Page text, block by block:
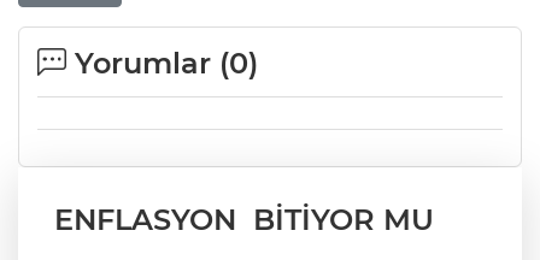
Yorumlar (0)
ENFLASYON BİTİYOR MU